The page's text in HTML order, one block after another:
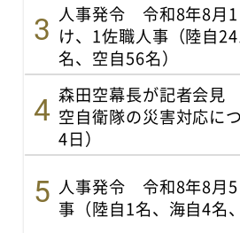
人事発令 令和8年8月
け、1佐職人事（陸自
名、空自56名）
森田空幕長が記者会見
空自衛隊の災害対応に
4日）
人事発令 令和8年8月5
事（陸自1名、海自4名